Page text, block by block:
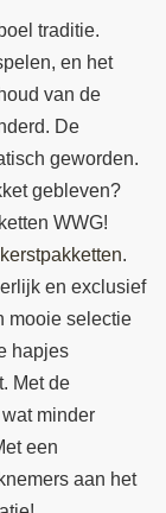
traditie.
en het
van de
De
geworden.
gebleven?
WWG!
.
en exclusief
mooie selectie
hapjes
Met de
minder
een
aan het